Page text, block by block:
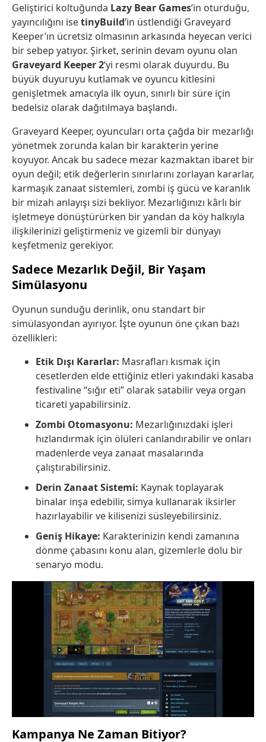
Geliştirici koltuğunda Lazy Bear Games’in oturduğu,
yayıncılığını isetinyBuild’in üstlendiği Graveyard
Keeper’ın ücretsiz olmasının arkasında heyecan verici
bir sebep yatıyor. Şirket, serinin devam oyunu olan
Graveyard Keeper 2‘yi resmi olarak duyurdu. Bu
büyük duyuruyu kutlamak ve oyuncu kitlesini
genişletmek amacıyla ilk oyun, sınırlı bir süre için
bedelsiz olarak dağıtılmaya başlandı.
Graveyard Keeper, oyuncuları orta çağda bir mezarlığı
yönetmek zorunda kalan bir karakterin yerine
koyuyor. Ancak bu sadece mezar kazmaktan ibaret bir
oyun değil; etik değerlerin sınırlarını zorlayan kararlar,
karmaşık zanaat sistemleri, zombi iş gücü ve karanlık
bir mizah anlayışı sizi bekliyor. Mezarlığınızı kârlı bir
işletmeye dönüştürürken bir yandan da köy halkıyla
ilişkilerinizi geliştirmeniz ve gizemli bir dünyayı
keşfetmeniz gerekiyor.
Sadece Mezarlık Değil, Bir Yaşam
Simülasyonu
Oyunun sunduğu derinlik, onu standart bir
simülasyondan ayırıyor. İşte oyunun öne çıkan bazı
özellikleri:
Etik Dışı Kararlar: Masrafları kısmak için
cesetlerden elde ettiğiniz etleri yakındaki kasaba
festivaline “sığır eti” olarak satabilir veya organ
ticareti yapabilirsiniz.
Zombi Otomasyonu: Mezarlığınızdaki işleri
hızlandırmak için ölüleri canlandırabilir ve onları
madenlerde veya zanaat masalarında
çalıştırabilirsiniz.
Derin Zanaat Sistemi: Kaynak toplayarak
binalar inşa edebilir, simya kullanarak iksirler
hazırlayabilir ve kilisenizi süsleyebilirsiniz.
Geniş Hikaye: Karakterinizin kendi zamanına
dönme çabasını konu alan, gizemlerle dolu bir
senaryo modu.
Kampanya Ne Zaman Bitiyor?